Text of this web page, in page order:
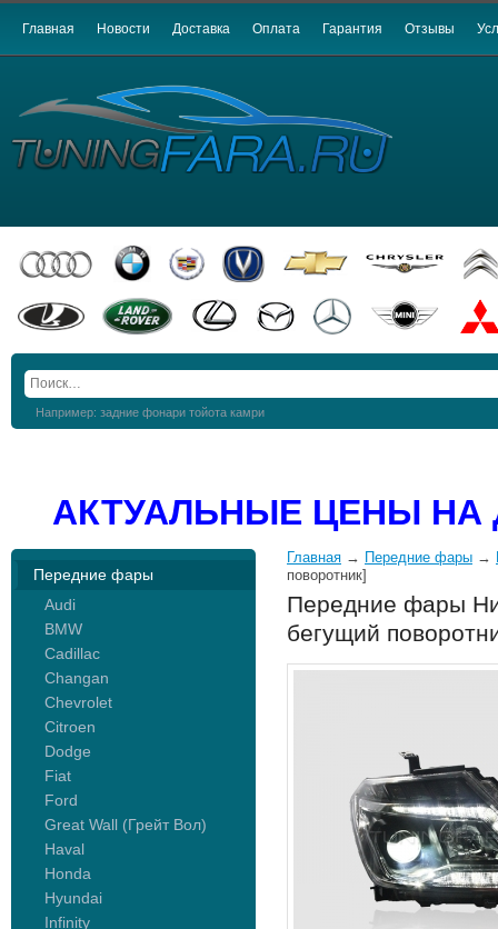
Главная Новости Доставка Оплата Гарантия Отзывы
Например: задние фонари тойота камри
АКТУАЛЬНЫЕ ЦЕНЫ
Передние фары
Audi
BMW
Cadillac
Changan
Chevrolet
Citroen
Dodge
Fiat
Ford
Great Wall (Грейт Вол)
Haval
Honda
Hyundai
Infinity
Главная → Передние фары →
поворотник]
Передние фары
бегущий